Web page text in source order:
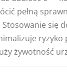
pełną
się
ryzyko
żywotność